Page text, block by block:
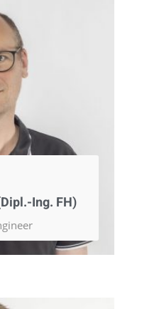
Ing. FH)